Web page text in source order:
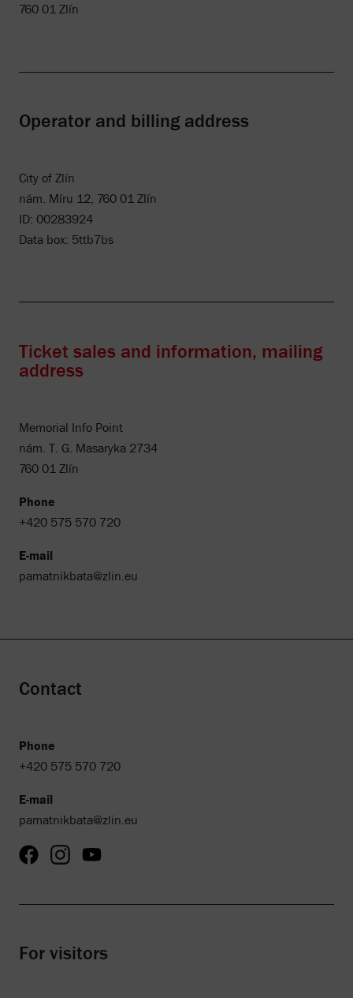
760 01 Zlín
Operator and billing address
City of Zlín
nám. Míru 12, 760 01 Zlín
ID: 00283924
Data box: 5ttb7bs
Ticket sales and information, mailing
address
Memorial Info Point
nám. T. G. Masaryka 2734
760 01 Zlín
Phone
+420 575 570 720
E-mail
pamatnikbata@zlin.eu
Contact
Phone
+420 575 570 720
E-mail
pamatnikbata@zlin.eu
For visitors